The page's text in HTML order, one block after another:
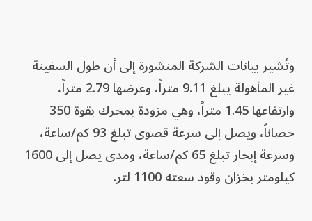
وتُشير بيانات الشركة المنشورة إلى أن طول السفينة
غير المأهولة يبلغ 9.11 متراً، وعرضها 2.79 متراً،
وارتفاعها 1.45 متراً، وهي مزودة بمحرك بقوة 350
حصاناً، ويصل إلى سرعة قصوى تبلغ 93 كم/ساعة،
وسرعة إبحار تبلغ 65 كم/ساعة، ومدى يصل إلى 1600
كيلومتر بخزان وقود سعته 1100 لتر.